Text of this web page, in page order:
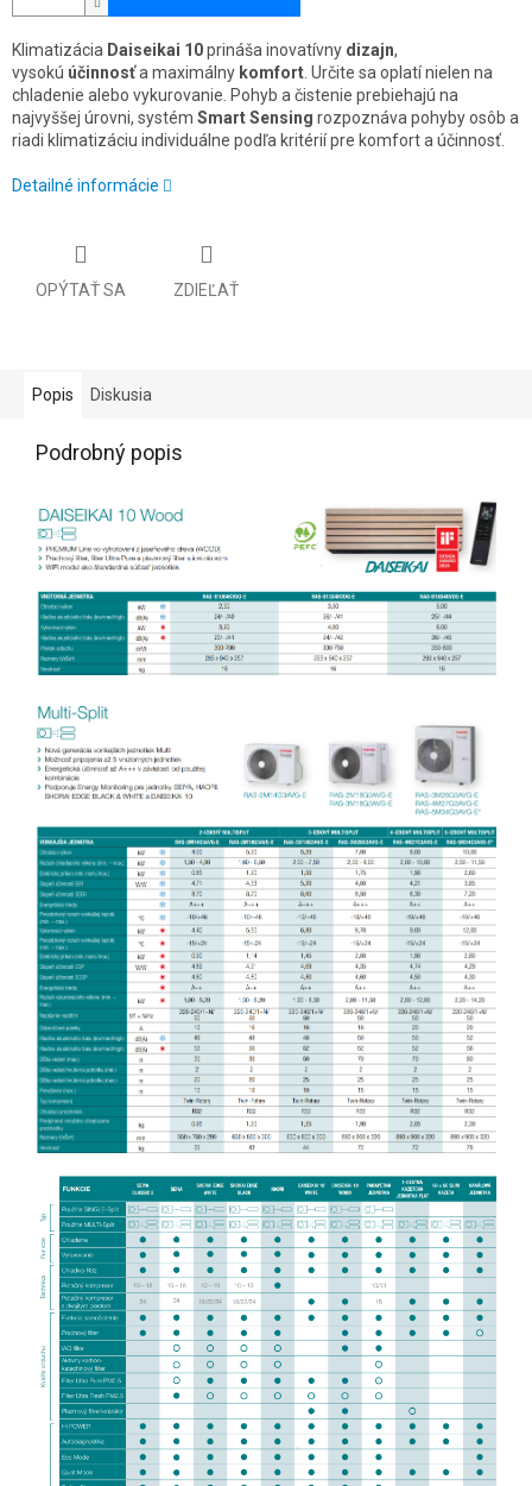
Klimatizácia Daiseikai 10prináša inovatívny dizajn,
vysokú účinnosťa maximálny komfort. Určite sa oplatí nielen na
chladenie alebo vykurovanie. Pohyb a čistenie prebiehajú na
najvyššej úrovni, systém Smart Sensing rozpoznáva pohyby osôb a
riadi klimatizáciu individuálne podľa kritérií pre komfort a účinnosť.
Detailné informácie
OPÝTAŤ SA ZDIEĽAŤ
Popis Diskusia
Podrobný popis